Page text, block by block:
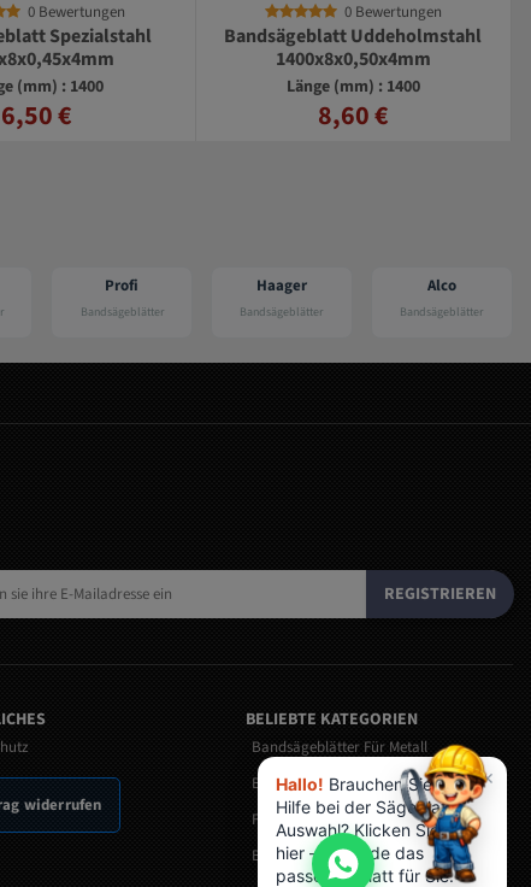
0 Bewertungen
Uddeholmstahl
(mm) : 1400
8,60 €
Haager
Bandsägeblätter
Alco
Bandsägeblätter
Hanning
Bandsägeblätter
REGISTRIEREN
widerrufen
BELIEBTE KATEGORIEN
Bandsägeblätter Für Metall
Bandmesser
Fleischerei Bandsägeblätter
Bandsägeblätter für Holz nach Maß
×
Hallo! Brauchen Sie
Hilfe bei der Sägeblatt-
Auswahl? Klicken Sie
hier – ich finde das
passende Blatt für Sie.